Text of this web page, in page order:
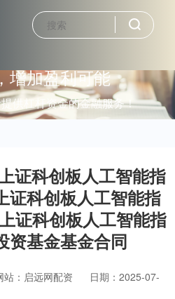
增加盈利可能
供杠杆资金的金融服务！
证科创板人工智能指
证科创板人工智能指
证科创板人工智能指
资基金基金合同
站：启远网配资
日期：2025-07-